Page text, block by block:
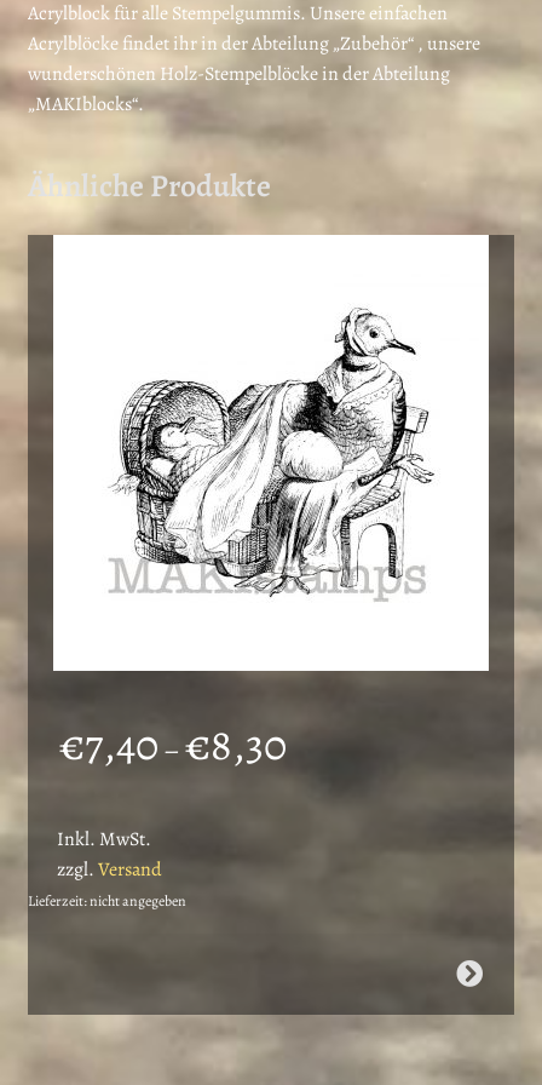
Acrylblock für alle Stempelgummis. Unsere einfachen
Acrylblöcke findet ihr in der Abteilung „Zubehör“ , unsere
wunderschönen Holz-Stempelblöcke in der Abteilung
„MAKIblocks“.
Ähnliche Produkte
€7,40–€8,30€7,40
Inkl. MwSt.
zzgl.Versand
Lieferzeit: nicht angegeben